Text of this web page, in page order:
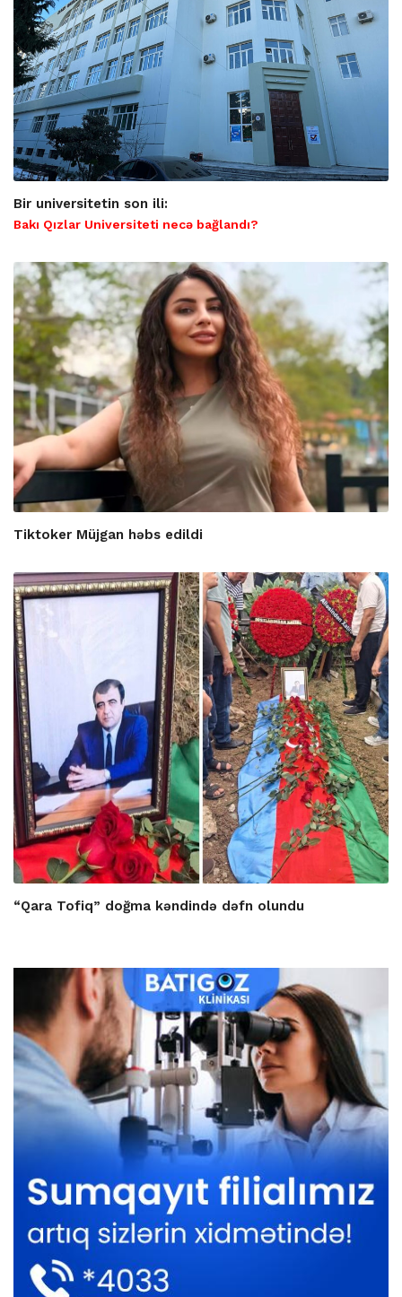
Bir universitetin son ili:
Bakı Qızlar Universiteti necə bağlandı?
Tiktoker Müjgan həbs edildi
“Qara Tofiq” doğma kəndində dəfn olundu